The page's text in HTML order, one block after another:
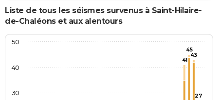
Liste de tous les séismes survenus à Saint-Hilaire-
de-Chaléons et aux alentours
41
45
43
27
30
40
50